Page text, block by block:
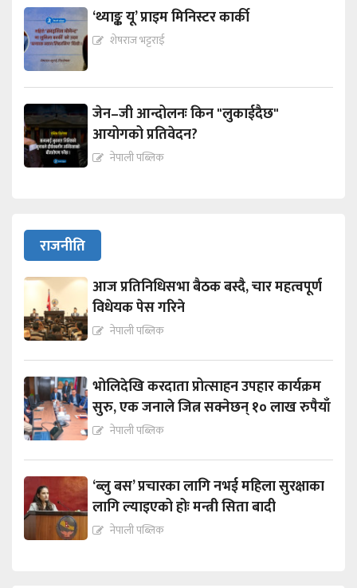
‘थ्याङ्क यू’ प्राइम मिनिस्टर कार्की
शेषराज भट्टराई
जेन–जी आन्दोलनः किन "लुकाईदैछ"
आयोगको प्रतिवेदन?
नेपाली पब्लिक
राजनीति
आज प्रतिनिधिसभा बैठक बस्दै, चार महत्वपूर्ण
विधेयक पेस गरिने
नेपाली पब्लिक
भोलिदेखि करदाता प्रोत्साहन उपहार कार्यक्रम
सुरु, एक जनाले जित्न सक्नेछन् १० लाख रुपैयाँ
नेपाली पब्लिक
‘ब्लु बस’ प्रचारका लागि नभई महिला सुरक्षाका
लागि ल्याइएको होः मन्त्री सिता बादी
नेपाली पब्लिक